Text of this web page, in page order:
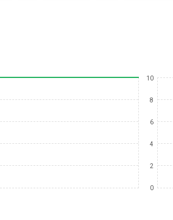
10
8
6
4
2
0